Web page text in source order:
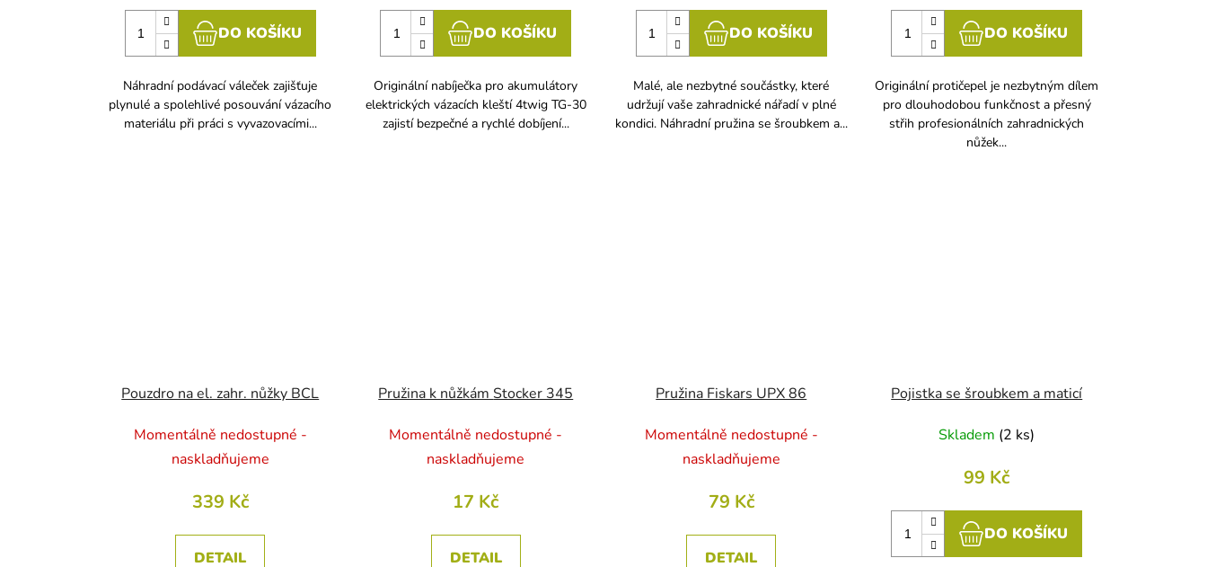
DO KOŠÍKU
Náhradní podávací váleček zajišťuje
plynulé a spolehlivé posouvání vázacího
materiálu při práci s vyvazovacími...
DO KOŠÍKU
Originální nabíječka pro akumulátory
elektrických vázacích kleští 4twig TG-30
zajistí bezpečné a rychlé dobíjení...
DO KOŠÍKU
Malé, ale nezbytné součástky, které
udržují vaše zahradnické nářadí v plné
kondici. Náhradní pružina se šroubkem a...
DO KOŠÍKU
Originální protičepel je nezbytným dílem
pro dlouhodobou funkčnost a přesný
střih profesionálních zahradnických
nůžek...
Pouzdro na el. zahr. nůžky BCL
Momentálně nedostupné -
naskladňujeme
339 Kč
DETAIL
Pružina k nůžkám Stocker 345
Momentálně nedostupné -
naskladňujeme
17 Kč
DETAIL
Pružina Fiskars UPX 86
Momentálně nedostupné -
naskladňujeme
79 Kč
DETAIL
Pojistka se šroubkem a maticí
Skladem (2 ks)
99 Kč
DO KOŠÍKU